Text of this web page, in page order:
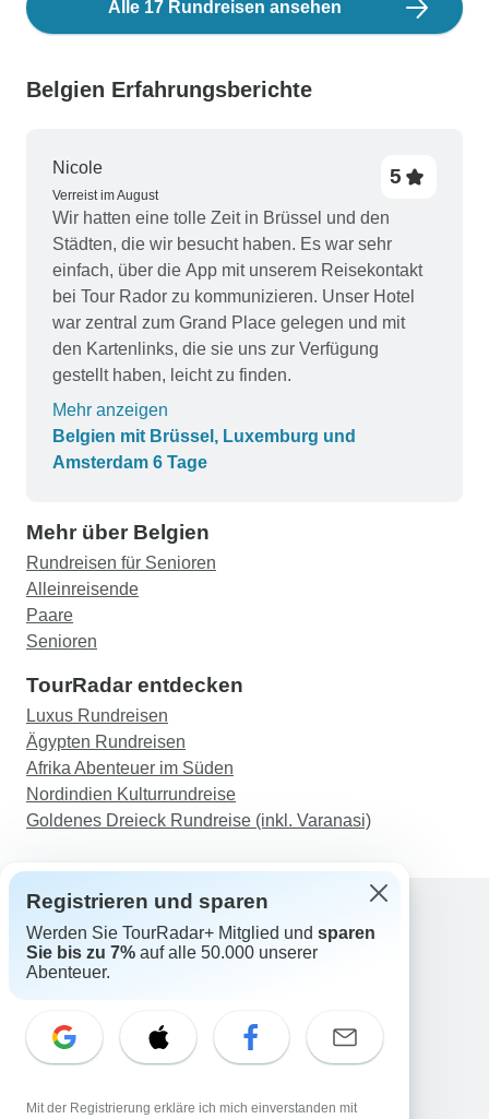
Alle 17 Rundreisen ansehen
Belgien Erfahrungsberichte
Nicole
Verreist im August
5
Wir hatten eine tolle Zeit in Brüssel und den
Städten, die wir besucht haben. Es war sehr
einfach, über die App mit unserem Reisekontakt
bei Tour Rador zu kommunizieren. Unser Hotel
war zentral zum Grand Place gelegen und mit
den Kartenlinks, die sie uns zur Verfügung
gestellt haben, leicht zu finden.
Mehr anzeigen
Belgien mit Brüssel, Luxemburg und
Amsterdam 6 Tage
Mehr über Belgien
Rundreisen für Senioren
Alleinreisende
Paare
Senioren
TourRadar entdecken
Luxus Rundreisen
Ägypten Rundreisen
Afrika Abenteuer im Süden
Nordindien Kulturrundreise
Goldenes Dreieck Rundreise (inkl. Varanasi)
Support
Kontakt
Schweiz +41 225 183 195
E-Mail: support@tourradar.com
Registrieren und sparen
Werden Sie TourRadar+ Mitglied und sparen
Sie bis zu 7% auf alle 50.000 unserer
Abenteuer.
Mit der Registrierung erkläre ich mich einverstanden mit